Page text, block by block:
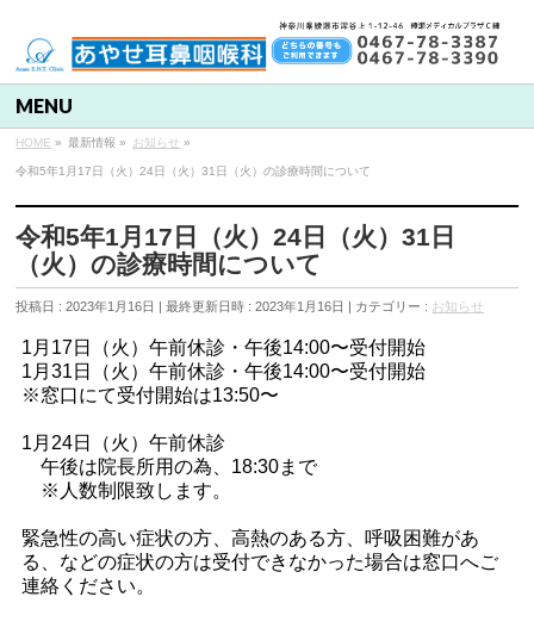
MENU
HOME » 最新情報 » お知らせ »
令和5年1月17日（火）24日（火）31日（火）の診療時間について
令和5年1月17日（火）24日（火）31日
（火）の診療時間について
投稿日 : 2023年1月16日 最終更新日時 : 2023年1月16日 カテゴリー : お知らせ
1月17日（火）午前休診・午後14:00〜受付開始
1月31日（火）午前休診・午後14:00〜受付開始
※窓口にて受付開始は13:50〜
1月24日（火）午前休診
午後は院長所用の為、18:30まで
※人数制限致します。
緊急性の高い症状の方、高熱のある方、呼吸困難があ
る、などの症状の方は受付できなかった場合は窓口へご
連絡ください。